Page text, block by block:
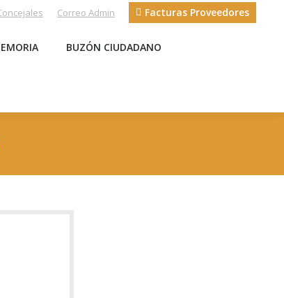
Correo Admin Facturas Proveedores
BUZÓN CIUDADANO
LA MEMORIA BUZÓN CIUDADANO